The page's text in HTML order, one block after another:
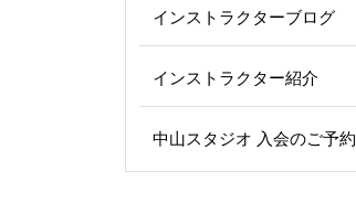
インストラクターブログ
インストラクター紹介
中山スタジオ 入会のご予約